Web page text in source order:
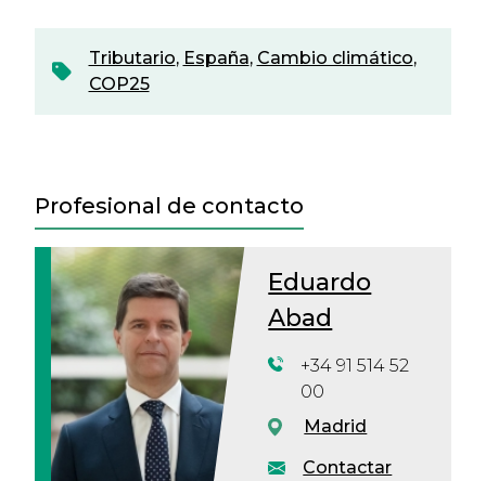
Tributario, España, Cambio climático,
COP25
Profesional de contacto
Eduardo
Abad
Contactar
+34 91 514 52
00
Madrid